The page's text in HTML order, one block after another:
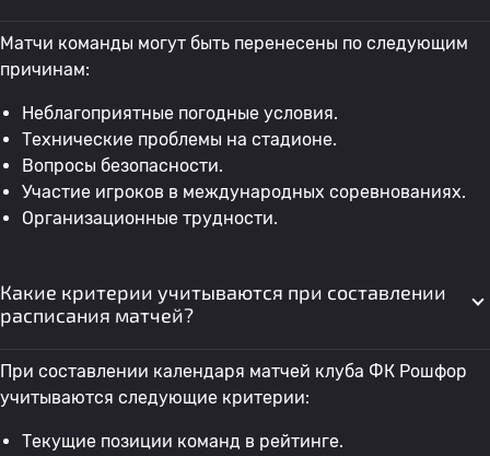
Матчи команды могут быть перенесены по следующим
причинам:
Неблагоприятные погодные условия.
Технические проблемы на стадионе.
Вопросы безопасности.
Участие игроков в международных соревнованиях.
Организационные трудности.
Какие критерии учитываются при составлении
расписания матчей?
При составлении календаря матчей клуба ФК Рошфор
учитываются следующие критерии:
Текущие позиции команд в рейтинге.